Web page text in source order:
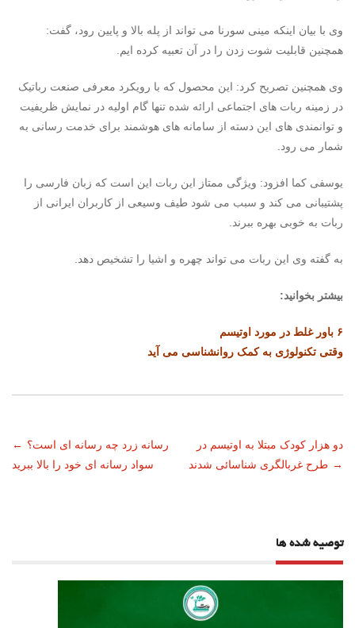
وی با بیان اینکه مینی سورنا می تواند از پله بالا و پایین رود، گفت:
همچنین قابلیت شوت زدن را در آن تعبیه کرده ایم.
وی همچنین تصریح کرد: این محصول که با رویکرد معرفی صنعت رباتیک
در زمینه ربات های اجتماعی ارائه شده تنها گام اولیه در نمایش ظریفیت
و توانمندی های این دسته از سامانه های هوشمند برای خدمت رسانی به
شمار می رود.
یوسفی کما افزود: ویژگی ممتاز این ربات این است که زبان فارسی را
پشتیبانی می کند و سبب می شود طیف وسیعی از کاربران ایرانی از
ربات به خوبی بهره ببرند.
به گفته وی این ربات می تواند چهره و اشیا را تشخیص دهد.
بیشتر بخوانید:
۶ باور غلط در مورد اوتیسم
وقتی تکنولوژی به کمک روانشناسی می آید
ناوبری
نوشته
← رسانه زرد چه رسانه ای است؟
سواد رسانه ای خود را بالا ببرید
دو هزار کودک مبتلا به اوتیسم در
طرح غربالگری شناسائی شدند →
توصیه شده ها